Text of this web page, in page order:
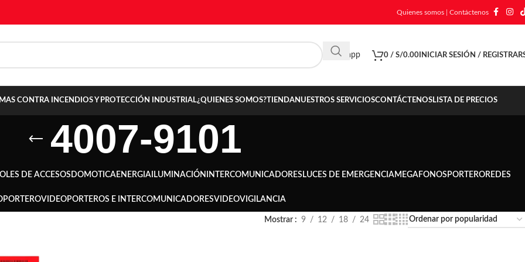
Quienes somos Contáctenos
Whatsapp 0 / S/0.00 INICIAR SESIÓN /
CONTRA INCENDIOS Y PROTECCIÓN INDUSTRIAL¿QUIENES SOMOS?TIENDANUESTROS SERVICIOSCONTÁCTENOSLISTA DE PRECIOS
4007-9101
DE ACCESOS DOMOTICA ENERGIA ILUMINACIÓN INTERCOMUNICADORES LUCES DE EMERGENCIA MEGAFONOS PORTEROREDES
VIDEOPORTEROS E INTERCOMUNICADORESVIDEOVIGILANCIA
Mostrar 9 12 18 24